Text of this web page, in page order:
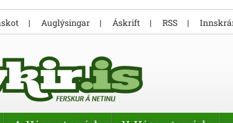
Auglýsingar Áskrift RSS